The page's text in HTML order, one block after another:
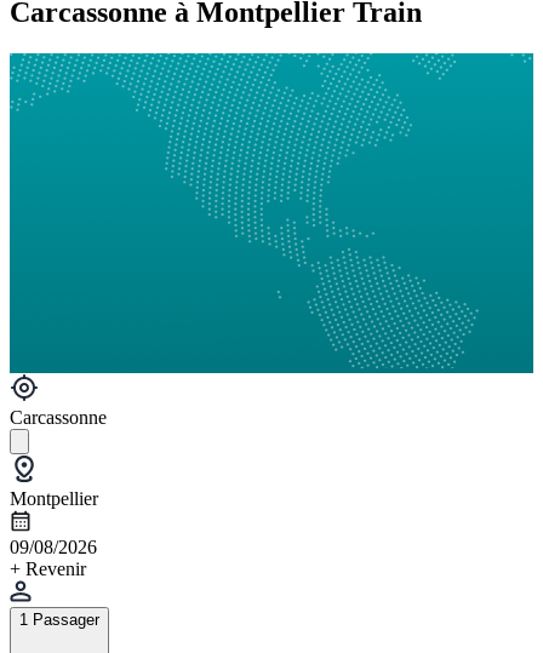
Carcassonne à Montpellier Train
Carcassonne
Montpellier
09/08/2026
+ Revenir
1 Passager